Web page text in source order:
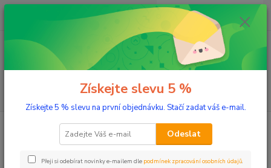
Menu
(Po-Pá, 10-17 hod.)
ks
0 Kč
Aromaterapie Směsi éterických olejů Meditace 10 ml
Meditace 10 ml
Získejte slevu 5 %
Získejte 5 % slevu na první objednávku. Stačí zadat váš e-mail.
Odeslat
Přeji si odebírat novinky e-mailem dle podmínek zpracování osobních údajů.